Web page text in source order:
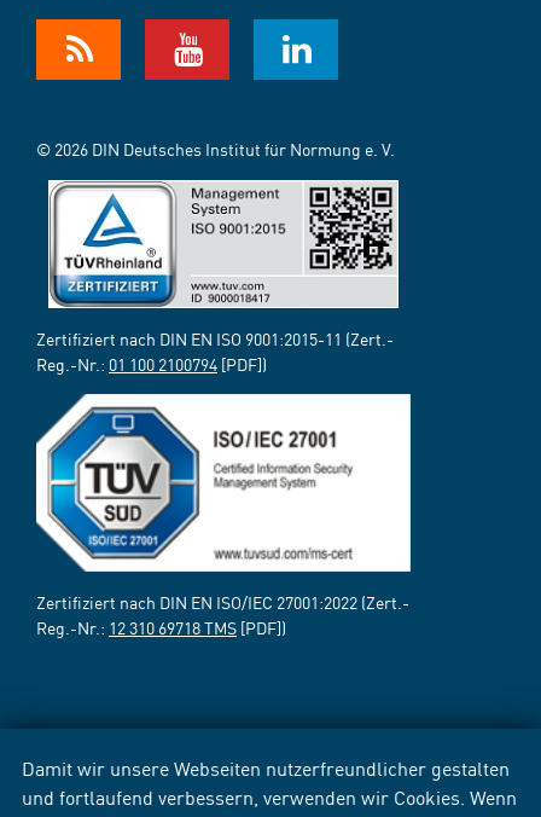
Damit wir unsere Webseiten nutzerfreundlicher gestalten
und fortlaufend verbessern, verwenden wir Cookies. Wenn
© 2026 DIN Deutsches Institut für Normung e. V.
Zertifiziert nach DIN EN ISO 9001:2015-11 (Zert.-
Reg.-Nr.: 01 100 2100794 [PDF])
Zertifiziert nach DIN EN ISO/IEC 27001:2022 (Zert.-
Reg.-Nr.: 12 310 69718 TMS [PDF])